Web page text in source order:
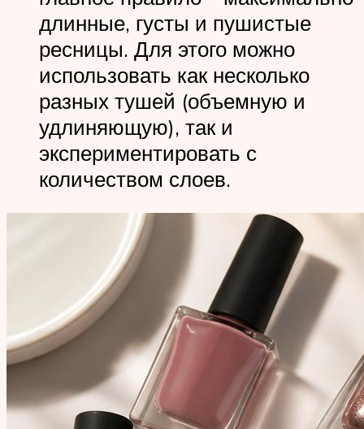
длинные, густы и пушистые
ресницы. Для этого можно
использовать как несколько
разных тушей (объемную и
удлиняющую), так и
экспериментировать с
количеством слоев.